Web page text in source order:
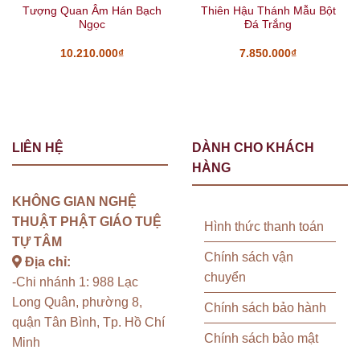
Tượng Quan Âm Hán Bạch
Ngọc
10.210.000₫
Thiên Hậu Thánh Mẫu Bột
Đá Trắng
7.850.000₫
LIÊN HỆ
KHÔNG GIAN NGHỆ
THUẬT PHẬT GIÁO TUỆ
TỰ TÂM
Địa chỉ:
-Chi nhánh 1: 988 Lạc
Long Quân, phường 8,
quận Tân Bình, Tp. Hồ Chí
Minh
DÀNH CHO KHÁCH
HÀNG
Hình thức thanh toán
Chính sách vận
chuyển
Chính sách bảo hành
Chính sách bảo mật